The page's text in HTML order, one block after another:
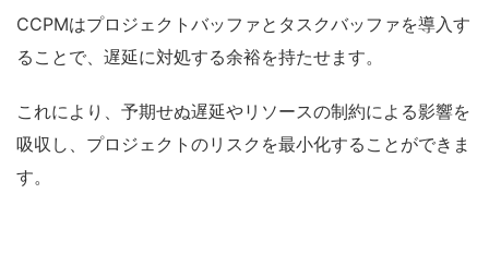
CCPMはプロジェクトバッファとタスクバッファを導入す
ることで、遅延に対処する余裕を持たせます。
これにより、予期せぬ遅延やリソースの制約による影響を
吸収し、プロジェクトのリスクを最小化することができま
す。